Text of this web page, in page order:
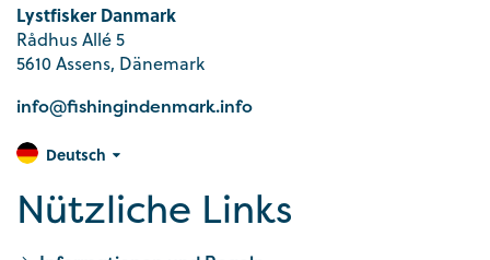
Lystfisker Danmark
Rådhus Allé 5
5610 Assens, Dänemark
info@fishingindenmark.info
Deutsch
Nützliche Links